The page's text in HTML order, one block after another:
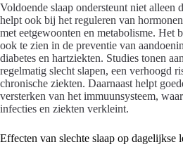
Voldoende slaap ondersteunt niet alleen
helpt ook bij het reguleren van
met eetgewoonten en metabolisme. Het
ook te zien in de preventie van
diabetes en hartziekten. Studies tonen
regelmatig slecht slapen, een verhoogd
chronische ziekten. Daarnaast helpt
versterken van het immuunsysteem,
infecties en ziekten verkleint.
Effecten van slechte slaap op dagelijkse